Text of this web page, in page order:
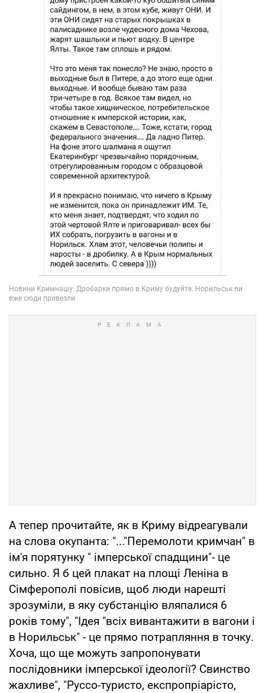
А тепер прочитайте, як в Криму відреагували
на слова окупанта: "..."Перемолоти кримчан" в
ім'я порятунку " імперської спадщини"- це
сильно. Я б цей плакат на площі Леніна в
Сімферополі повісив, щоб люди нарешті
зрозуміли, в яку субстанцію вляпалися 6
років тому", "Ідея "всіх вивантажити в вагони і
в Норильськ" - це прямо потрапляння в точку.
Хоча, що ще можуть запропонувати
послідовники імперської ідеології? Свинство
жахливе", "Руссо-туристо, експропріарісто,